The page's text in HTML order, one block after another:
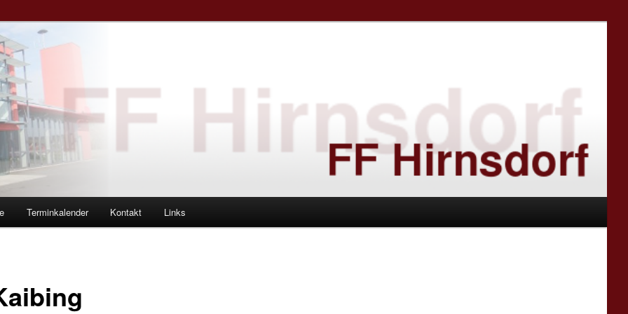
Terminkalender Kontakt Links